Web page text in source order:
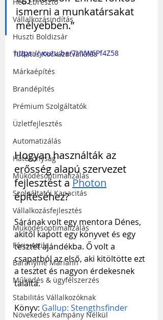
Vállalkozásindítás
Huszti Boldizsár
Tudatos Kockázatvállalás
Márkaépítés
Brandépítés
Prémium Szolgáltatók
Üzletfejlesztés
Automatizálás
Hatékonyság
Működésoptimalizálás
Szolgáltatói Kapacitás
Vállalkozásfejlesztés
Működésoptimalizálás
Fóris Attila
Baranyiné Mariann
Működés & ügyfélszerzés
Stabilitás Vállalkozóknak
Növekedés Kampány Nélkül
ismerni a munkatársakat
mélyebben.”
https://youtu.be/7HVW6Pf4Z58
Hogyan használták az
erősség alapú szervezet
fejlesztést a Photon
építéséhez?
Sárának volt egy mentora Dénes,
akitől kapott egy könyvet és egy
tesztet ajándékba. Ő volt a
csapatból az első, aki kitöltötte ezt
a tesztet és nagyon érdekesnek
találta.
Könyv: Gallup: Stengthsfinder